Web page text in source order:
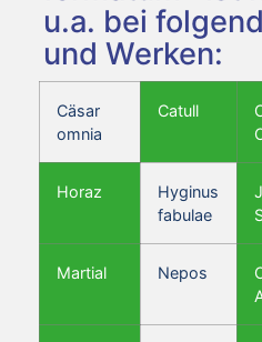
u.a. bei
und Werken:
Cäsar
omnia
Catull
Horaz
Hyginus
fabulae
Martial Nepos